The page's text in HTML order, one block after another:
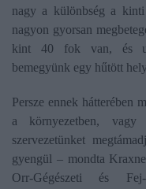
nagy a különbség a
nagyon gyorsan
kint 40 fok van, és
bemegyünk egy hűtött
Persze ennek hátterében
a környezetben,
szervezetünket
gyengül – mondta
Orr-Gégészeti és